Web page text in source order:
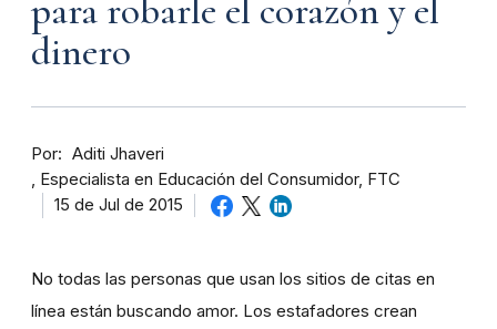
para robarle el corazón y el
dinero
Por
Aditi Jhaveri
Especialista en Educación del Consumidor, FTC
15 de Jul de 2015
No todas las personas que usan los sitios de citas en
línea están buscando amor. Los estafadores crean